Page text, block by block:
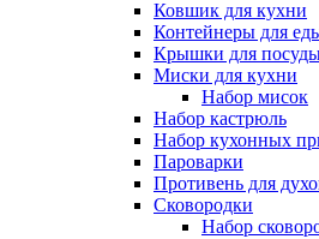
Ковшик для кухни
Контейнеры для
Крышки для
Миски для кухни
Набор мисок
Набор кастрюль
Набор кухонных
Пароварки
Противень для
Сковородки
Набор